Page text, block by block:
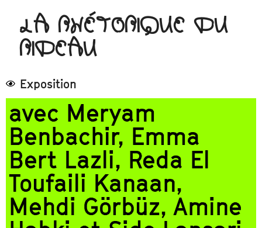
LA RHÉTORIQUE DU
RIDEAU
Exposition
avec Meryam
Benbachir, Emma
Bert Lazli, Reda El
Toufaili Kanaan,
Mehdi Görbüz, Amine